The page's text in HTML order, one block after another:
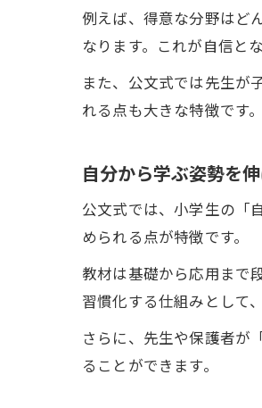
例えば、得意な分野はど
なります。これが自信と
また、公文式では先生が
れる点も大きな特徴です。
自分から学ぶ姿勢を
公文式では、小学生の「
められる点が特徴です。
教材は基礎から応用まで
習慣化する仕組みとして
さらに、先生や保護者が
ることができます。